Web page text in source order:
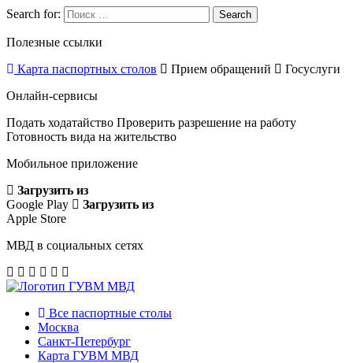
Search for: Search
Полезные ссылки
Карта паспортных столов
Прием обращений
Госуслуги
Онлайн-сервисы
Подать ходатайство Проверить разрешение на работу
Готовность вида на жительство
Мобильное приложение
Загрузить из
Google Play
Загрузить из
Apple Store
МВД в социальных сетях
Все паспортные столы
Москва
Санкт-Петербург
Карта ГУВМ МВД